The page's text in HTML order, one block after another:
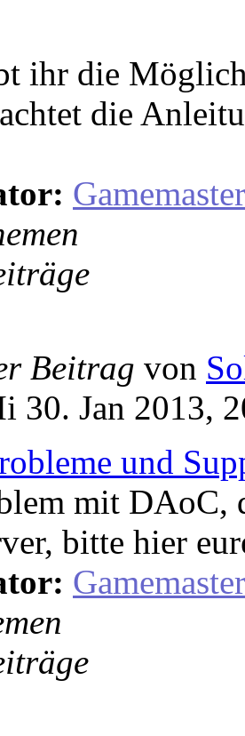
ihr die
die
Gamemaster
Beitrag von
30. Jan 2013,
und
mit DAoC,
bitte hier
Gamemaster